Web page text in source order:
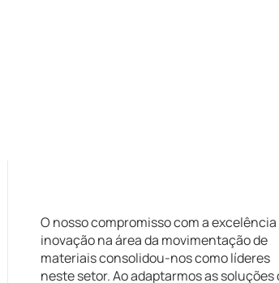
O nosso compromisso com a excelência
inovação na área da movimentação de
materiais consolidou-nos como líderes
neste setor. Ao adaptarmos as soluções